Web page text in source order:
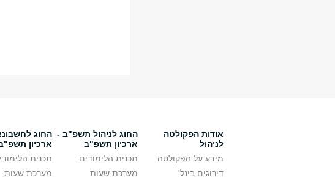
אודות הפקולטה
לניהול
מידע על הפקולטה
דירוגים בינל'
החוג לניהול תשפ"ב -
ארכיון תשפ"ב
תכנית הלימודים
מערכת שעות
החוג
ארכיון
תכנית
מערכת שעות